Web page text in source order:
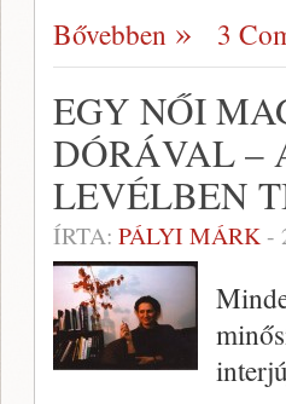
Bővebben 3
EGY NŐI
DÓRÁVAL –
LEVÉLBEN
ÍRTA: PÁLYI MÁRK-